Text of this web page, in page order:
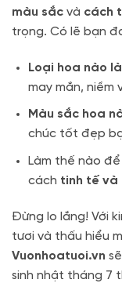
màu sắc và cách
trọng. Có lẽ bạn
Loại hoa nào
may mắn, niềm
Màu sắc hoa
chúc tốt đẹp
Làm thế nào
cách tinh tế và
Đừng lo lắng! Với
tươi và thấu hiểu
Vuonhoatuoi.vn
sinh nhật tháng 7